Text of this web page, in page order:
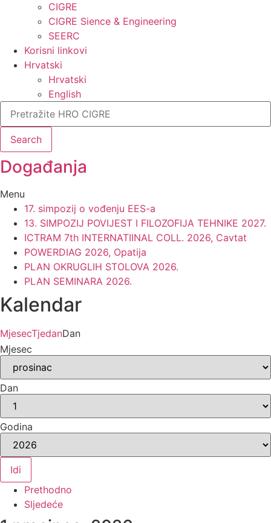
CIGRE
CIGRE Sience & Engineering
SEERC
Korisni linkovi
Hrvatski
Hrvatski
English
Search
Događanja​
Menu
17. simpozij o vođenju EES-a
13. SIMPOZIJ POVIJEST I FILOZOFIJA TEHNIKE 2027.
ICTRAM 7th INTERNATIINAL COLL. 2026, Cavtat
POWERDIAG 2026, Opatija
PLAN OKRUGLIH STOLOVA 2026.
PLAN SEMINARA 2026.
Kalendar
MjesecTjedanDan
Mjesec
Dan
Godina
Prethodno
Sljedeće